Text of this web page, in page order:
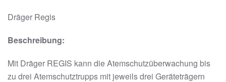
Dräger Regis
Beschreibung:
Mit Dräger REGIS kann die Atemschutzüberwachung bis
zu drei Atemschutztrupps mit jeweils drei Geräteträgern